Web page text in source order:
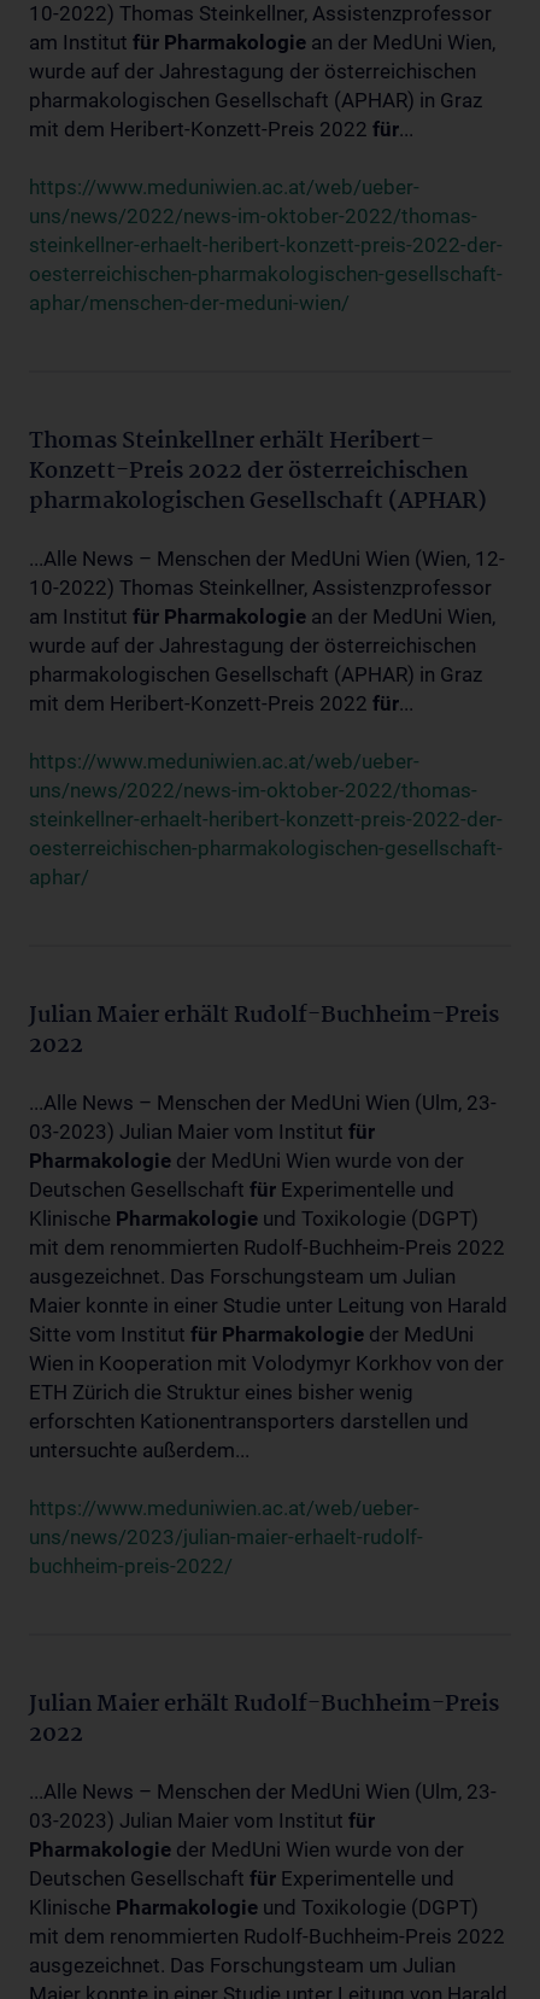
10-2022) Thomas Steinkellner, Assistenzprofessor
am Institut für Pharmakologie an der MedUni Wien,
wurde auf der Jahrestagung der österreichischen
pharmakologischen Gesellschaft (APHAR) in Graz
mit dem Heribert-Konzett-Preis 2022 für...
https://www.meduniwien.ac.at/web/ueber-
uns/news/2022/news-im-oktober-2022/thomas-
steinkellner-erhaelt-heribert-konzett-preis-2022-der-
oesterreichischen-pharmakologischen-gesellschaft-
aphar/menschen-der-meduni-wien/
Thomas Steinkellner erhält Heribert-
Konzett-Preis 2022 der österreichischen
pharmakologischen Gesellschaft (APHAR)
...Alle News – Menschen der MedUni Wien (Wien, 12-
10-2022) Thomas Steinkellner, Assistenzprofessor
am Institut für Pharmakologie an der MedUni Wien,
wurde auf der Jahrestagung der österreichischen
pharmakologischen Gesellschaft (APHAR) in Graz
mit dem Heribert-Konzett-Preis 2022 für...
https://www.meduniwien.ac.at/web/ueber-
uns/news/2022/news-im-oktober-2022/thomas-
steinkellner-erhaelt-heribert-konzett-preis-2022-der-
oesterreichischen-pharmakologischen-gesellschaft-
aphar/
Julian Maier erhält Rudolf-Buchheim-Preis
2022
...Alle News – Menschen der MedUni Wien (Ulm, 23-
03-2023) Julian Maier vom Institut für
Pharmakologie der MedUni Wien wurde von der
Deutschen Gesellschaft für Experimentelle und
Klinische Pharmakologie und Toxikologie (DGPT)
mit dem renommierten Rudolf-Buchheim-Preis 2022
ausgezeichnet. Das Forschungsteam um Julian
Maier konnte in einer Studie unter Leitung von Harald
Sitte vom Institut für Pharmakologie der MedUni
Wien in Kooperation mit Volodymyr Korkhov von der
ETH Zürich die Struktur eines bisher wenig
erforschten Kationentransporters darstellen und
untersuchte außerdem...
https://www.meduniwien.ac.at/web/ueber-
uns/news/2023/julian-maier-erhaelt-rudolf-
buchheim-preis-2022/
Julian Maier erhält Rudolf-Buchheim-Preis
2022
...Alle News – Menschen der MedUni Wien (Ulm, 23-
03-2023) Julian Maier vom Institut für
Pharmakologie der MedUni Wien wurde von der
Deutschen Gesellschaft für Experimentelle und
Klinische Pharmakologie und Toxikologie (DGPT)
mit dem renommierten Rudolf-Buchheim-Preis 2022
ausgezeichnet. Das Forschungsteam um Julian
Maier konnte in einer Studie unter Leitung von Harald